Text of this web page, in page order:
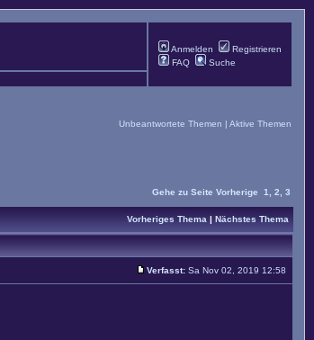
Anmelden
Registrieren
FAQ
Suche
Unbeantwortete Themen | Aktive Themen
Gehe zu Seite Vorherige 1 2 3
Vorheriges Thema | Nächstes Thema
Verfasst: Sa Nov 02, 2019 12:58